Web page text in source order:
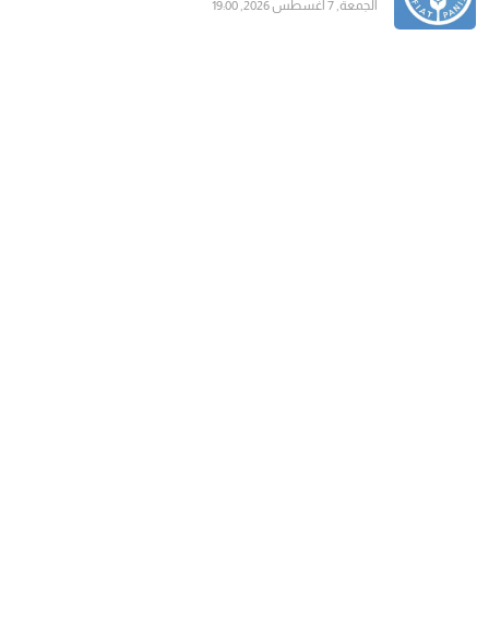
الجمعة, 7 أغسطس 2026, 19:00